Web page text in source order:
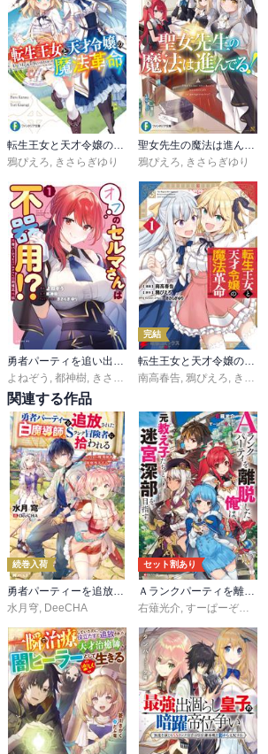
鴉ぴえろ
きさらぎゆり
鴉ぴえろ
きさらぎゆり
勇者パーティを追い出された器用貧乏 外伝 オフのセルマさんは不器用！？
よねぞう , 都神樹, きさらぎゆり
完結
転生王女と天才令嬢の魔法革命
南高春告, 鴉ぴえろ, きさらぎゆり
関連する作品
続巻入荷
勇者パーティーを追放された白魔導師、Sランク冒険者に拾われる ～この白魔導師が規格外すぎる～
水月穹, DeeCHA
セット割あり
Ａランクパーティを離脱した俺は、元教え子たちと迷宮深部を目指す。
右薙光介, すーぱーぞんび